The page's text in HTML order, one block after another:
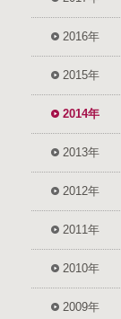
2016年
2015年
2014年
2013年
2012年
2011年
2010年
2009年